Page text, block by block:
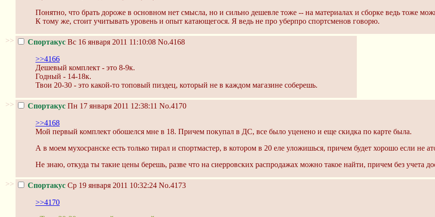
Понятно, что брать дороже в основном нет смысла, но и сильно дешевле тоже -- на материалах и сборке ведь тоже
К тому же, стоит учитывать уровень и опыт катающегося. Я ведь не про уберпро спортсменов говорю.
>> Спортакус Вс 16 января 2011 11:10:08 No.4168
>>4166
Дешевый комплект - это 8-9к.
Годный - 14-18к.
Твои 20-30 - это какой-то топовый пиздец, который не в каждом магазине соберешь.
>> Спортакус Пн 17 января 2011 12:38:11 No.4170
>>4168
Мой первый комплект обошелся мне в 18. Причем покупал в ДС, все было уценено и еще скидка по карте была.
А в моем мухосранске есть только тирал и спортмастер, в котором в 20 еле уложишься, причем будет хорошо если не
Не знаю, откуда ты такие цены берешь, разве что на сиерровских распродажах можно такое найти, причем без учета
>> Спортакус Ср 19 января 2011 10:32:24 No.4173
>>4170